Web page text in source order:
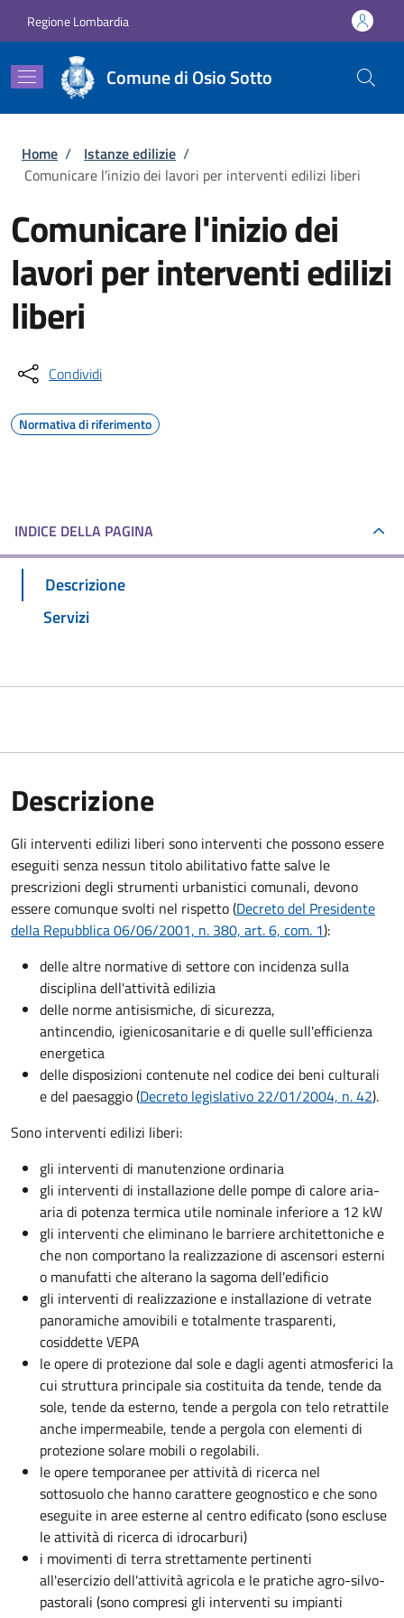
Regione Lombardia
Comune di Osio Sotto
Briciole di pane
Home / Istanze edilizie /
Comunicare l'inizio dei lavori per interventi edilizi liberi
Comunicare l'inizio dei
lavori per interventi edilizi
liberi
Condividi
Normativa di riferimento
INDICE DELLA PAGINA
Descrizione
Servizi
Descrizione
Gli interventi edilizi liberi sono interventi che possono essere
eseguiti senza nessun titolo abilitativo fatte salve le
prescrizioni degli strumenti urbanistici comunali, devono
essere comunque svolti nel rispetto (Decreto del Presidente
della Repubblica 06/06/2001, n. 380, art. 6, com. 1):
delle altre normative di settore con incidenza sulla
disciplina dell'attività edilizia
delle norme antisismiche, di sicurezza,
antincendio, igienicosanitarie e di quelle sull'efficienza
energetica
delle disposizioni contenute nel codice dei beni culturali
e del paesaggio (Decreto legislativo 22/01/2004, n. 42).
Sono interventi edilizi liberi:
gli interventi di manutenzione ordinaria
gli interventi di installazione delle pompe di calore aria-
aria di potenza termica utile nominale inferiore a 12 kW
gli interventi che eliminano le barriere architettoniche e
che non comportano la realizzazione di ascensori esterni
o manufatti che alterano la sagoma dell'edificio
gli interventi di realizzazione e installazione di vetrate
panoramiche amovibili e totalmente trasparenti,
cosiddette VEPA
le opere di protezione dal sole e dagli agenti atmosferici la
cui struttura principale sia costituita da tende, tende da
sole, tende da esterno, tende a pergola con telo retrattile
anche impermeabile, tende a pergola con elementi di
protezione solare mobili o regolabili.
le opere temporanee per attività di ricerca nel
sottosuolo che hanno carattere geognostico e che sono
eseguite in aree esterne al centro edificato (sono escluse
le attività di ricerca di idrocarburi)
i movimenti di terra strettamente pertinenti
all'esercizio dell'attività agricola e le pratiche agro-silvo-
pastorali (sono compresi gli interventi su impianti